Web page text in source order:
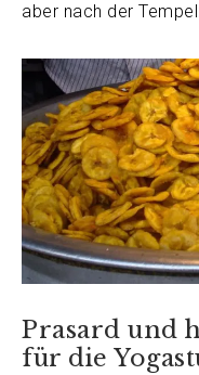
aber nach der
Prasard und
für die